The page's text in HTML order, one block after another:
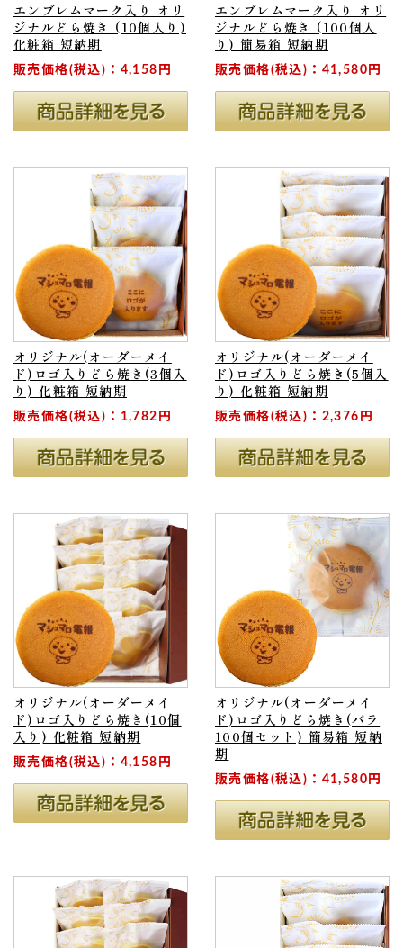
エンブレムマーク入り オリ
ジナルどら焼き (10個入り)
化粧箱 短納期
販売価格(税込)：4,158円
エンブレムマーク入り オリ
ジナルどら焼き (100個入
り) 簡易箱 短納期
販売価格(税込)：41,580円
オリジナル(オーダーメイ
ド)ロゴ入りどら焼き(3個入
り) 化粧箱 短納期
販売価格(税込)：1,782円
オリジナル(オーダーメイ
ド)ロゴ入りどら焼き(5個入
り) 化粧箱 短納期
販売価格(税込)：2,376円
オリジナル(オーダーメイ
ド)ロゴ入りどら焼き(10個
入り) 化粧箱 短納期
販売価格(税込)：4,158円
オリジナル(オーダーメイ
ド)ロゴ入りどら焼き(バラ
100個セット) 簡易箱 短納
期
販売価格(税込)：41,580円